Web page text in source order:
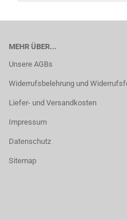
MEHR ÜBER...
Unsere AGBs
Widerrufsbelehrung und
Liefer- und Versandkosten
Impressum
Datenschutz
Sitemap